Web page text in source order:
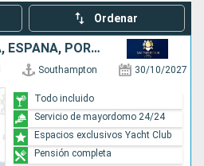
BuscarOrdenar
REINO UNIDO, FRANCIA, ESPAÑA, PORTUGAL
Southampton 30/10/2027
Todo incluido
Servicio de mayordomo 24/24
Espacios exclusivos Yacht Club
Pensión completa